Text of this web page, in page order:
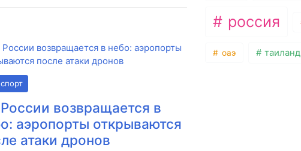
возвращается в
аэропорты открываются
атаки дронов
россия
оаэ таиланд